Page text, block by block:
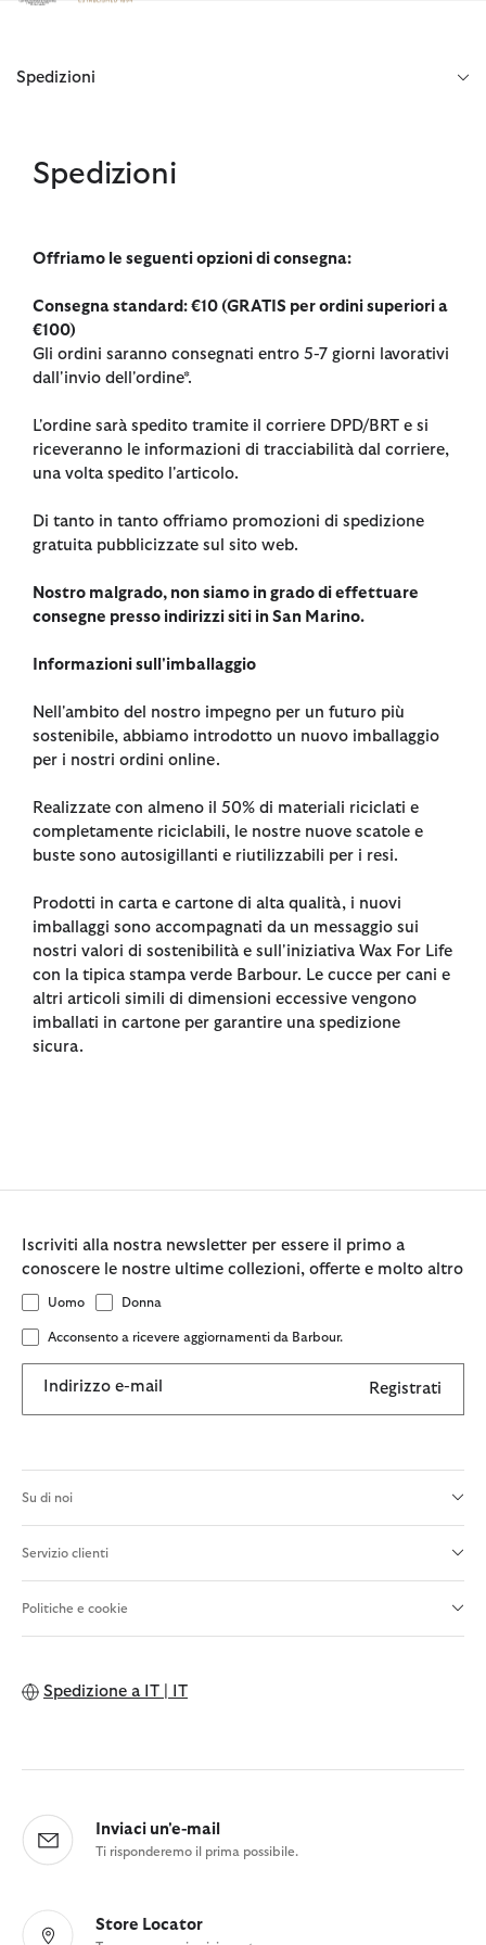
Clicca per visualizzare la nostra Dichiarazione di Accessibilità
Spedizioni
Spedizioni
Offriamo le seguenti opzioni di consegna:
Consegna standard: €10 (GRATIS per ordini superiori a
€100)
Gli ordini saranno consegnati entro 5-7 giorni lavorativi
dall'invio dell'ordine*.
L'ordine sarà spedito tramite il corriere DPD/BRT e si
riceveranno le informazioni di tracciabilità dal corriere,
una volta spedito l'articolo.
Di tanto in tanto offriamo promozioni di spedizione
gratuita pubblicizzate sul sito web.
Nostro malgrado, non siamo in grado di effettuare
consegne presso indirizzi siti in San Marino.
Informazioni sull'imballaggio
Nell'ambito del nostro impegno per un futuro più
sostenibile, abbiamo introdotto un nuovo imballaggio
per i nostri ordini online.
Realizzate con almeno il 50% di materiali riciclati e
completamente riciclabili, le nostre nuove scatole e
buste sono autosigillanti e riutilizzabili per i resi.
Prodotti in carta e cartone di alta qualità, i nuovi
imballaggi sono accompagnati da un messaggio sui
nostri valori di sostenibilità e sull'iniziativa Wax For Life
con la tipica stampa verde Barbour. Le cucce per cani e
altri articoli simili di dimensioni eccessive vengono
imballati in cartone per garantire una spedizione
sicura.
Iscriviti alla nostra newsletter per essere il primo a
conoscere le nostre ultime collezioni, offerte e molto altro
Uomo Donna
Acconsento a ricevere aggiornamenti da Barbour.
Indirizzo e-mail Registrati
Su di noi
Servizio clienti
Politiche e cookie
Spedizione a IT | IT
Inviaci un'e-mail
Ti risponderemo il prima possibile.
Store Locator